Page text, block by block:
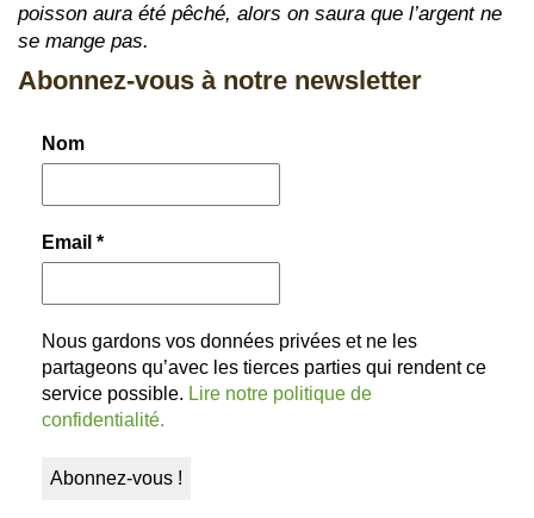
poisson aura été pêché, alors on saura que l’argent ne
se mange pas.
Abonnez-vous à notre newsletter
Nom
Email *
Nous gardons vos données privées et ne les
partageons qu’avec les tierces parties qui rendent ce
service possible. Lire notre politique de
confidentialité.